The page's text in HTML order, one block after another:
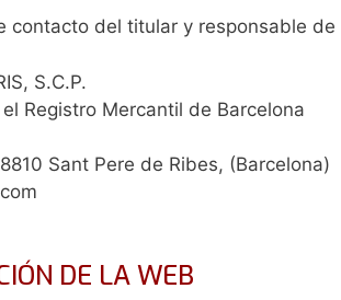
del titular y responsable
S.C.P.
Registro Mercantil de Barcelona
Sant Pere de Ribes, (Barcelona)
DE LA WEB